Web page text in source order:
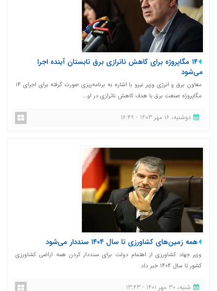
۱۴ مگاپروژه برای کاهش ناترازی برق تابستان آینده اجرا
می‌شود
معاون برق و انرژی وزیر نیرو با اشاره به برنامه‌ریزی صورت گرفته برای اجرای ۱۴
مگاپروژه صنعت برق با هدف کاهش ناترازی در او...
دوشنبه، 16 مهر 1403 - 16:49
همه زمین‌های کشاورزی تا سال ۱۴۰۴ سنددار می‌شود
وزیر جهاد کشاورزی از اهتمام دولت برای سنددار کردن همه اراضی کشاورزی
کشور تا سال ۱۴۰۴ خبر داد.
شنبه، 30 مهر 1401 - 13:43